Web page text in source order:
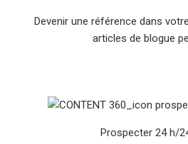
Devenir une référence dans
articles de blogue
Prospecter 24 h/